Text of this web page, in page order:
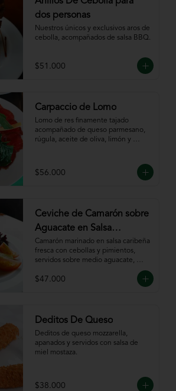
dos personas
Nuestros únicos y exclusivos aros de
cebolla, acompañados de salsa BBQ.
$51.000
Carpaccio de Lomo
Lomo de res finamente tajado
acompañado de queso parmesano,
rúgula, aceite de oliva, limón y
$56.000
Ceviche de Camarón sobre
Aguacate en Salsa
Caribeña
Camarón marinado en salsa caribeña
fresca con cebollas y pimientos,
servidos sobre medio aguacate,
acompañados de chips de plátano.
$47.000
Deditos De Queso
Deditos de queso mozzarella,
apanados y servidos con salsa de
miel mostaza.
$38.000